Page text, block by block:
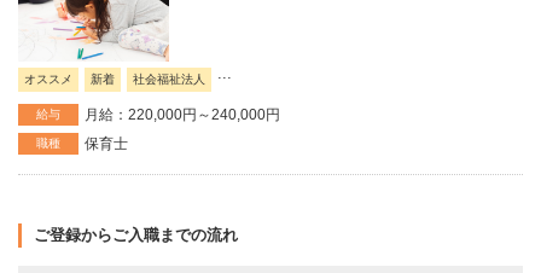
オススメ 新着 社会福祉法人 ...
給与 月給：220,000円～240,000円
職種 保育士
ご登録からご入職までの流れ